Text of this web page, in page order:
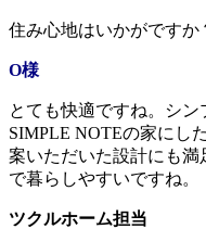
住み心地はいかがですか
O様
とても快適ですね。シ
SIMPLE NOTEの家にし
案いただいた設計にも
で暮らしやすいですね。
ツクルホーム担当